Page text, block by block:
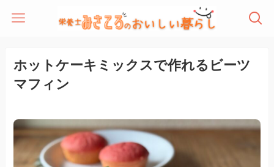
ホットケーキミックスで作れるビーツ
マフィン